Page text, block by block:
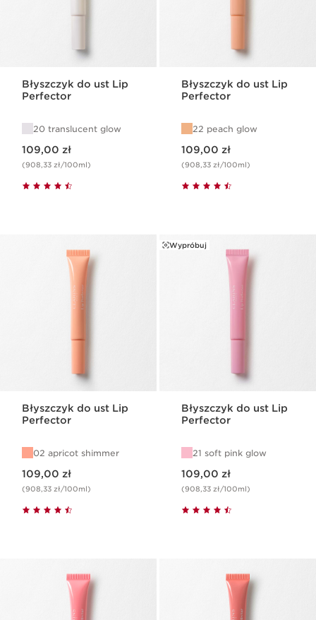
Błyszczyk do ust Lip
Perfector
20 translucent glow
109,00 zł
(908,33 zł/100ml)
Błyszczyk do ust Lip
Perfector
22 peach glow
109,00 zł
(908,33 zł/100ml)
Błyszczyk do ust Lip
Perfector
02 apricot shimmer
109,00 zł
(908,33 zł/100ml)
Wypróbuj
Błyszczyk do ust Lip
Perfector
21 soft pink glow
109,00 zł
(908,33 zł/100ml)